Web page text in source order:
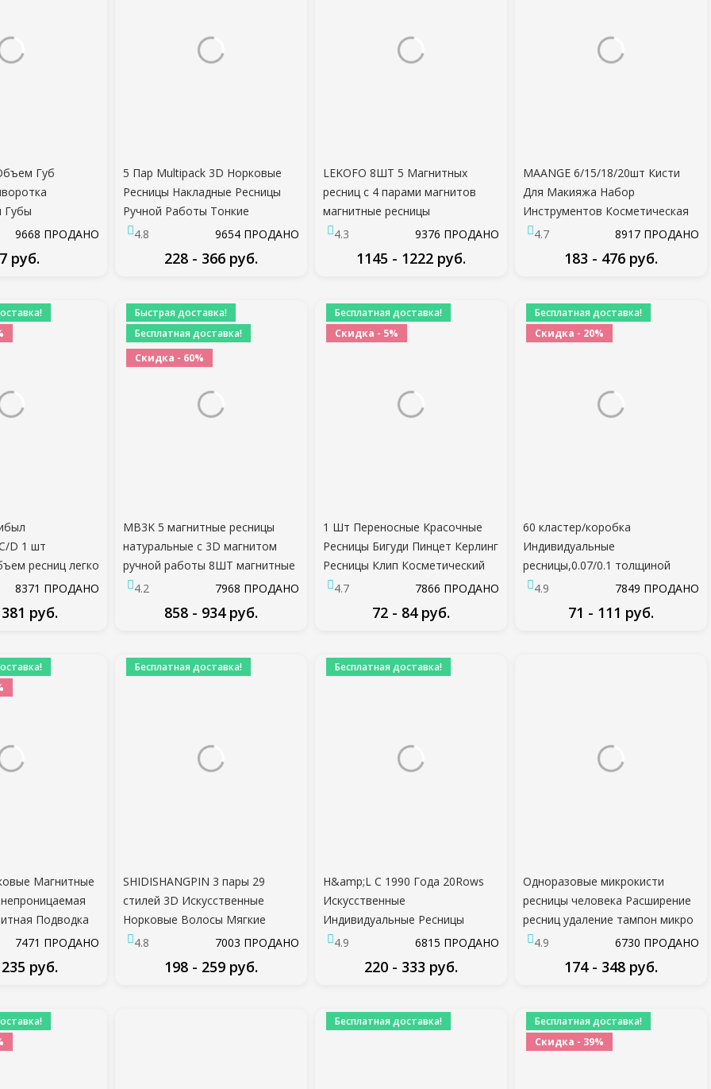
Губ
Губы
Маска
Линии Губ
Пополнела
9668 ПРОДАНО
руб.
5 Пар Multipack 3D Норковые
Ресницы Накладные Ресницы
Ручной Работы Тонкие
Пушистые Длинные Ресницы
Натуральные Инструменты Для
Макияжа Глаз Eye Lashes G806
4.8 9654 ПРОДАНО
228 - 366 руб.
LEKOFO 8ШТ 5 Магнитных
ресниц с 4 парами магнитов
магнитные ресницы
натуральные норковые ресницы
с искусственными ресницами
magnetique пинцет
4.3 9376 ПРОДАНО
1145 - 1222 руб.
MAANGE 6/15/18/20шт Кисти
Для Макияжа Набор
Инструментов Косметическая
Пудра Тени Для Век Основа
Румяна Смешивание Красоты
Макияж Кисти Maquiagem
4.7 8917 ПРОДАНО
183 - 476 руб.
D 1 шт
ресниц легко
эффект
и цветущие
норковые
8371 ПРОДАНО
руб.
Быстрая доставка!
Бесплатная доставка!
Скидка - 60%
MB3K 5 магнитные ресницы
натуральные с 3D магнитом
ручной работы 8ШТ магнитные
ресницы Пинцет Набор
искусственные ресницы
4.2 7968 ПРОДАНО
858 - 934 руб.
Бесплатная доставка!
Скидка - 5%
1 Шт Переносные Красочные
Ресницы Бигуди Пинцет Керлинг
Ресницы Клип Косметический
Инструмент Красоты Макияж
4.7 7866 ПРОДАНО
72 - 84 руб.
Бесплатная доставка!
Скидка - 20%
60 кластер/коробка
Индивидуальные
ресницы,0.07/0.1 толщиной
кластер наращивание
натуральные накладные
4.9 7849 ПРОДАНО
71 - 111 руб.
Магнитные
Подводка
Норковые
Наращивание
7471 ПРОДАНО
руб.
Бесплатная доставка!
SHIDISHANGPIN 3 пары 29
стилей 3D Искусственные
Норковые Волосы Мягкие
Накладные Ресницы Пушистые
Тонкие Толстые Ресницы
Ручной Работы Ресницы
4.8 7003 ПРОДАНО
198 - 259 руб.
Бесплатная доставка!
H&amp;L С 1990 Года 20Rows
Искусственные
Индивидуальные Ресницы
Maquiagem cilios для
Профессионалов Черное
Мягкое Наращивание Ресниц
4.9 6815 ПРОДАНО
220 - 333 руб.
Одноразовые микрокисти
ресницы человека Расширение
ресниц удаление тампон микро
щетка для наращивания ресниц
4.9 6730 ПРОДАНО
174 - 348 руб.
Бесплатная доставка!
Бесплатная доставка!
Скидка - 39%